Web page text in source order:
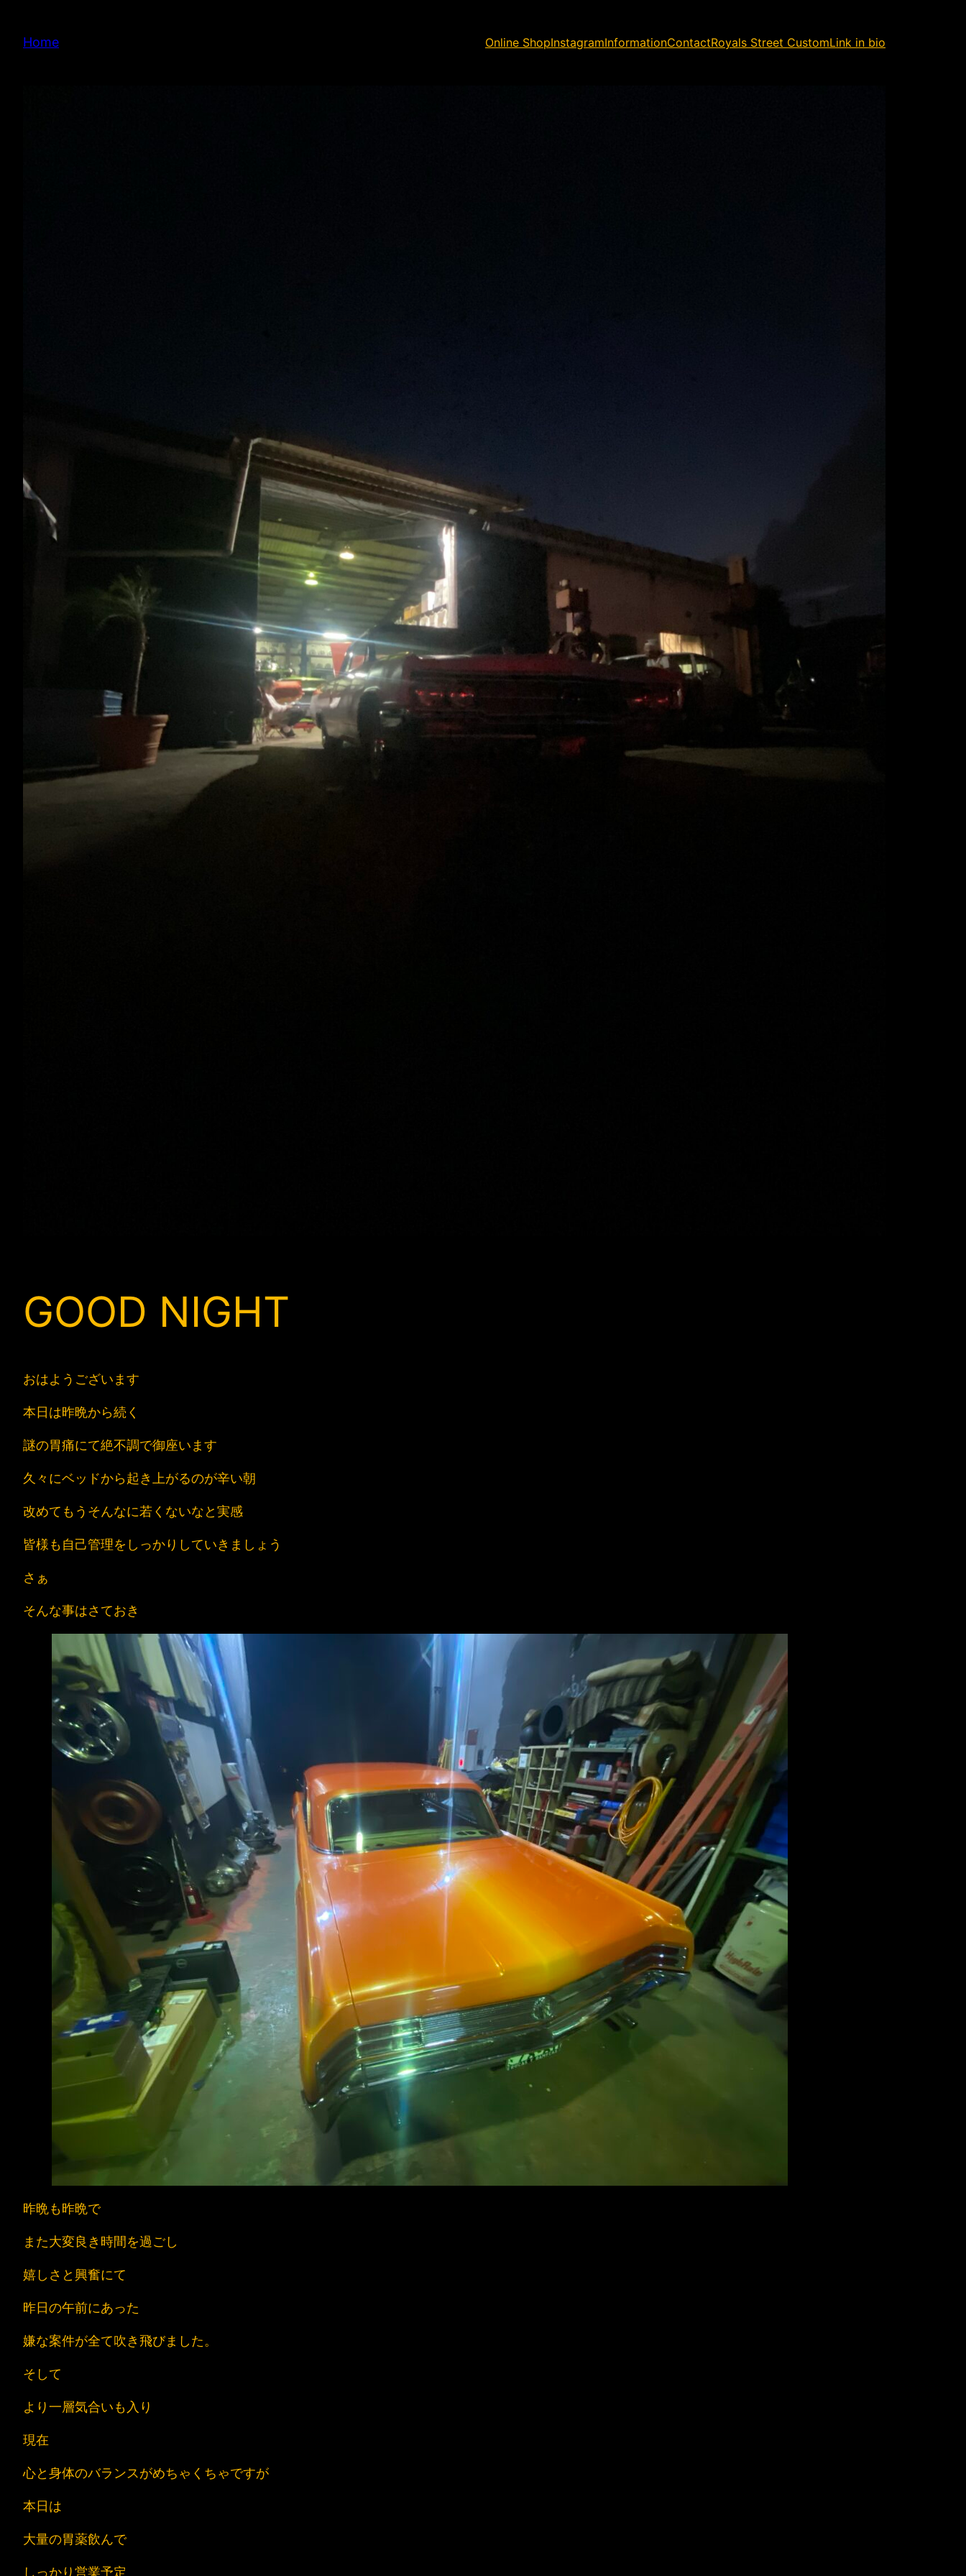
Home Online ShopInstagramInformationContactRoyals Street CustomLink in bio
GOOD NIGHT
おはようございます
本日は昨晩から続く
謎の胃痛にて絶不調で御座います
久々にベッドから起き上がるのが辛い朝
改めてもうそんなに若くないなと実感
皆様も自己管理をしっかりしていきましょう
さぁ
そんな事はさておき
昨晩も昨晩で
また大変良き時間を過ごし
嬉しさと興奮にて
昨日の午前にあった
嫌な案件が全て吹き飛びました。
そして
より一層気合いも入り
現在
心と身体のバランスがめちゃくちゃですが
本日は
大量の胃薬飲んで
しっかり営業予定